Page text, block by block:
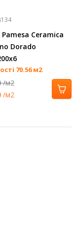
Ceramica
Dorado
70.56 м2
/м2
/м2